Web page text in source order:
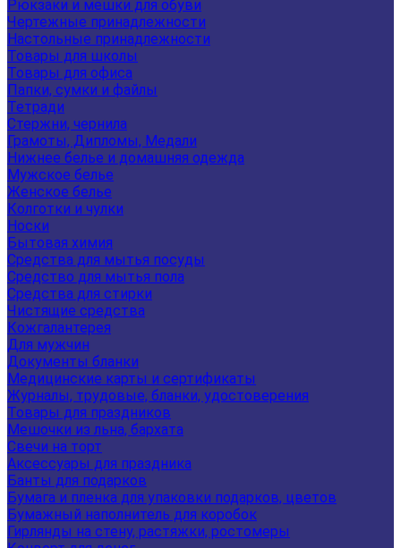
Рюкзаки и мешки для обуви
Чертежные принадлежности
Настольные принадлежности
Товары для школы
Товары для офиса
Папки, сумки и файлы
Тетради
Стержни, чернила
Грамоты, Дипломы, Медали
Нижнее белье и домашняя одежда
Мужское белье
Женское белье
Колготки и чулки
Носки
Бытовая химия
Средства для мытья посуды
Средство для мытья пола
Средства для стирки
Чистящие средства
Кожгалантерея
Для мужчин
Документы бланки
Медицинские карты и сертификаты
Журналы, трудовые, бланки, удостоверения
Товары для праздников
Мешочки из льна, бархата
Свечи на торт
Аксессуары для праздника
Банты для подарков
Бумага и пленка для упаковки подарков, цветов
Бумажный наполнитель для коробок
Гирлянды на стену, растяжки, ростомеры